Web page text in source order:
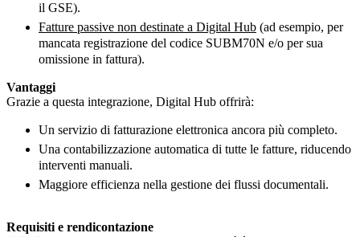
il GSE).
Fatture passive non destinate a Digital Hub (ad esempio, per
mancata registrazione del codice SUBM70N e/o per sua
omissione in fattura).
Vantaggi
Grazie a questa integrazione, Digital Hub offrirà:
Un servizio di fatturazione elettronica ancora più completo.
Una contabilizzazione automatica di tutte le fatture, riducendo
interventi manuali.
Maggiore efficienza nella gestione dei flussi documentali.
Requisiti e rendicontazione